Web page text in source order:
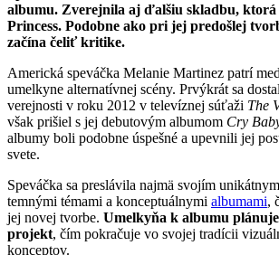
albumu. Zverejnila aj ďalšiu skladbu, ktorá
Princess. Podobne ako pri jej predošlej
začína čeliť kritike.
Americká speváčka Melanie Martinez patrí
umelkyne alternatívnej scény. Prvýkrát sa
verejnosti v roku 2012 v televíznej súťaži The
však prišiel s jej debutovým albumom Cry
albumy boli podobne úspešné a upevnili jej
svete.
Speváčka sa preslávila najmä svojím
temnými témami a konceptuálnymi albumami,
jej novej tvorbe. Umelkyňa k albumu
projekt, čím pokračuje vo svojej tradícii
konceptov.